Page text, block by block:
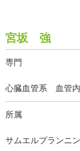
宮坂 強
専門
心臓血管系 血管内
所属
サムエルプランニ